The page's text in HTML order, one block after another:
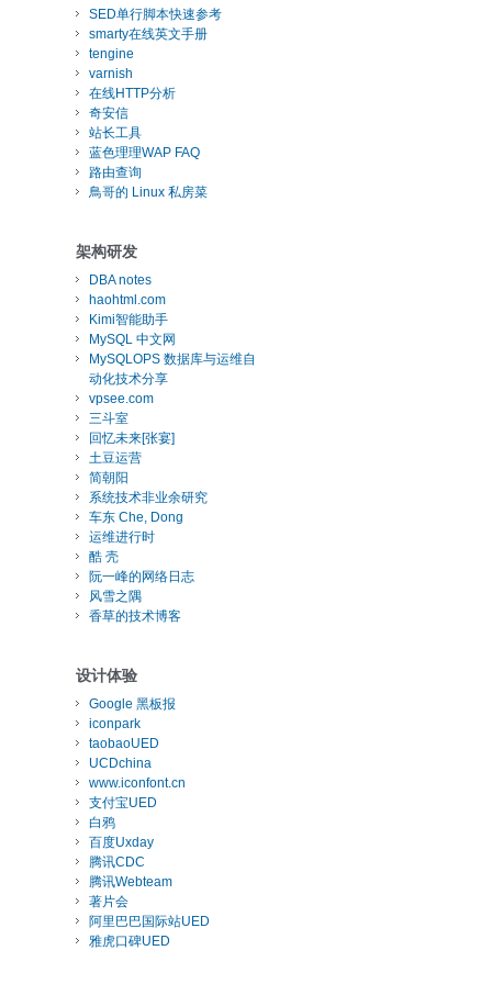
SED单行脚本快速参考
smarty在线英文手册
tengine
varnish
在线HTTP分析
奇安信
站长工具
蓝色理理WAP FAQ
路由查询
鳥哥的 Linux 私房菜
架构研发
DBA notes
haohtml.com
Kimi智能助手
MySQL 中文网
MySQLOPS 数据库与运维自
动化技术分享
vpsee.com
三斗室
回忆未来[张宴]
土豆运营
简朝阳
系统技术非业余研究
车东 Che, Dong
运维进行时
酷 壳
阮一峰的网络日志
风雪之隅
香草的技术博客
设计体验
Google 黑板报
iconpark
taobaoUED
UCDchina
www.iconfont.cn
支付宝UED
白鸦
百度Uxday
腾讯CDC
腾讯Webteam
著片会
阿里巴巴国际站UED
雅虎口碑UED